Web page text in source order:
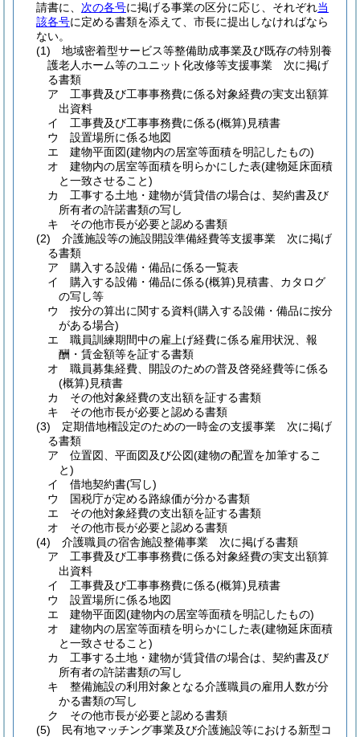
請書に、 次の各号に掲げる事業の区分に応じ、それぞれ当
該各号に定める書類を添えて、市長に提出しなければなら
ない。
(1)
地域密着型サービス等整備助成事業及び既存の特別養
護老人ホーム等のユニット化改修等支援事業 次に掲げ
る書類
ア
工事費及び工事事務費に係る対象経費の実支出額算
出資料
イ
工事費及び工事事務費に係る(概算) 見積書
ウ
設置場所に係る地図
エ
建物平面図(建物内の居室等面積を明記したもの)
オ
建物内の居室等面積を明らかにした表(建物延床面積
と一致させること)
カ
工事する土地・建物が賃貸借の場合は、契約書及び
所有者の許諾書類の写し
キ
その他市長が必要と認める書類
(2)
介護施設等の施設開設準備経費等支援事業 次に掲げ
る書類
ア
購入する設備・備品に係る一覧表
イ
購入する設備・備品に係る(概算) 見積書、カタログ
の写し等
ウ
按分の算出に関する資料(購入する設備・備品に按分
がある場合)
エ
職員訓練期間中の雇上げ経費に係る雇用状況、報
酬・賃金額等を証する書類
オ
職員募集経費、開設のための普及啓発経費等に係る
(概算) 見積書
カ
その他対象経費の支出額を証する書類
キ
その他市長が必要と認める書類
(3)
定期借地権設定のための一時金の支援事業 次に掲げ
る書類
ア
位置図、平面図及び公図(建物の配置を加筆するこ
と)
イ
借地契約書(写し)
ウ
国税庁が定める路線価が分かる書類
エ
その他対象経費の支出額を証する書類
オ
その他市長が必要と認める書類
(4)
介護職員の宿舎施設整備事業 次に掲げる書類
ア
工事費及び工事事務費に係る対象経費の実支出額算
出資料
イ
工事費及び工事事務費に係る(概算) 見積書
ウ
設置場所に係る地図
エ
建物平面図(建物内の居室等面積を明記したもの)
オ
建物内の居室等面積を明らかにした表(建物延床面積
と一致させること)
カ
工事する土地・建物が賃貸借の場合は、契約書及び
所有者の許諾書類の写し
キ
整備施設の利用対象となる介護職員の雇用人数が分
かる書類の写し
ク
その他市長が必要と認める書類
(5)
民有地マッチング事業及び介護施設等における新型コ